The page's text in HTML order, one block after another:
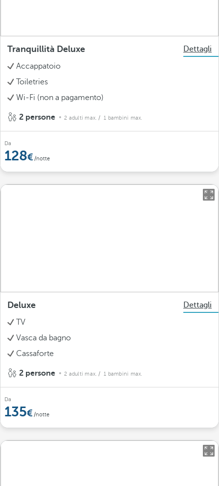
Tranquillità Deluxe
Dettagli
Accappatoio
Toiletries
Wi-Fi (non a pagamento)
2 persone 2 adulti max. / 1 bambini max.
Da
128 /notte
Deluxe
Dettagli
TV
Vasca da bagno
Cassaforte
2 persone 2 adulti max. / 1 bambini max.
Da
135 /notte